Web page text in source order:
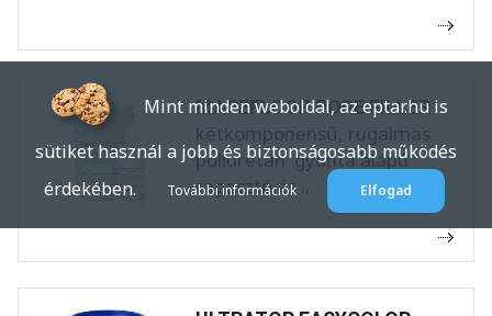
MAPEFLOOR PORE FILLER
kétkomponensű, rugalmas
poliuretán gyanta alapú
ragasztó és ...
Mint minden weboldal, az eptar.hu is
sütiket használ a jobb és biztonságosabb működés
érdekében.
További információk Elfogad